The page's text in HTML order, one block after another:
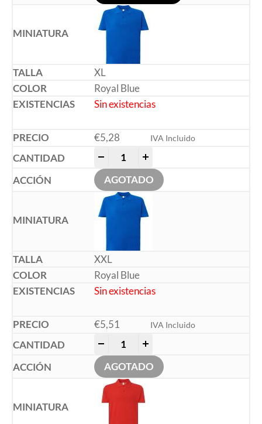
XL
Royal Blue
Sin existencias
€5,28 IVA Incluido
AGOTADO
XXL
Royal Blue
Sin existencias
€5,51 IVA Incluido
AGOTADO